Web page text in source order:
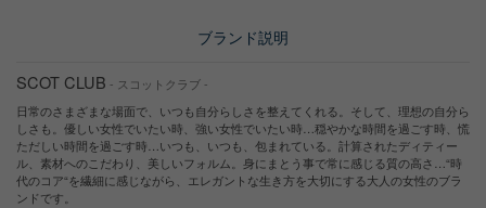
ブランド説明
SCOT CLUB - スコットクラブ -
日常のさまざまな場面で、いつも自分らしさを整えてくれる。そして、理想の自分ら
しさも。優しい女性でいたい時、強い女性でいたい時…穏やかな時間を過ごす時、慌
ただしい時間を過ごす時…いつも、いつも、包まれている。計算されたディティー
ル、素材へのこだわり、美しいフォルム。身にまとう事で常に感じる質の高さ…“時
代のコア“を繊細に感じながら、エレガントな生き方を大切にする大人の女性のブラ
ンドです。